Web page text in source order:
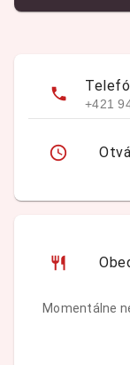
+421
Momentálne